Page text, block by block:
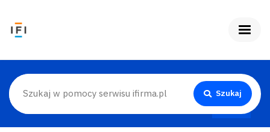
Szukaj